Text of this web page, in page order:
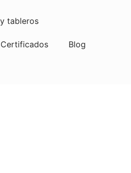
tableros
Certificados Blog